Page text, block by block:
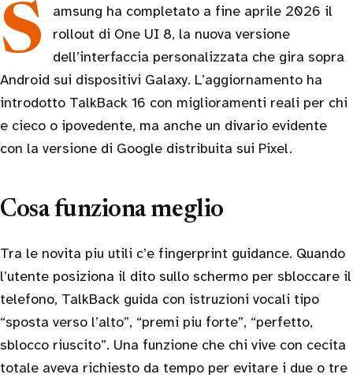
Samsung ha completato a fine aprile 2026 il
rollout di One UI 8, la nuova versione
dell’interfaccia personalizzata che gira sopra
Android sui dispositivi Galaxy. L’aggiornamento ha
introdotto TalkBack 16 con miglioramenti reali per chi
e cieco o ipovedente, ma anche un divario evidente
con la versione di Google distribuita sui Pixel.
Cosa funziona meglio
Tra le novita piu utili c’e fingerprint guidance. Quando
l’utente posiziona il dito sullo schermo per sbloccare il
telefono, TalkBack guida con istruzioni vocali tipo
“sposta verso l’alto”, “premi piu forte”, “perfetto,
sblocco riuscito”. Una funzione che chi vive con cecita
totale aveva richiesto da tempo per evitare i due o tre